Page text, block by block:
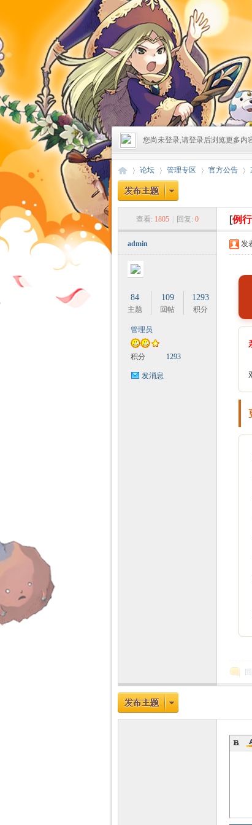
您尚未登录,请登录后浏览更多内
论坛
›
管理专区
›
官方公告
›
查看: 1805 回复: 0 [例
admin
84
主题
109
回帖
1293
积分
管理员
积分 1293
发消息
发